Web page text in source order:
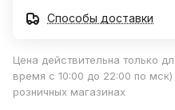
Способы доставки
Цена действительна только
время с 10:00 до 22:00 по
розничных магазинах